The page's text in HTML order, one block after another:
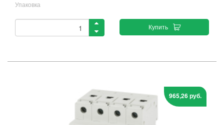
Упаковка
Купить
965,26 руб.